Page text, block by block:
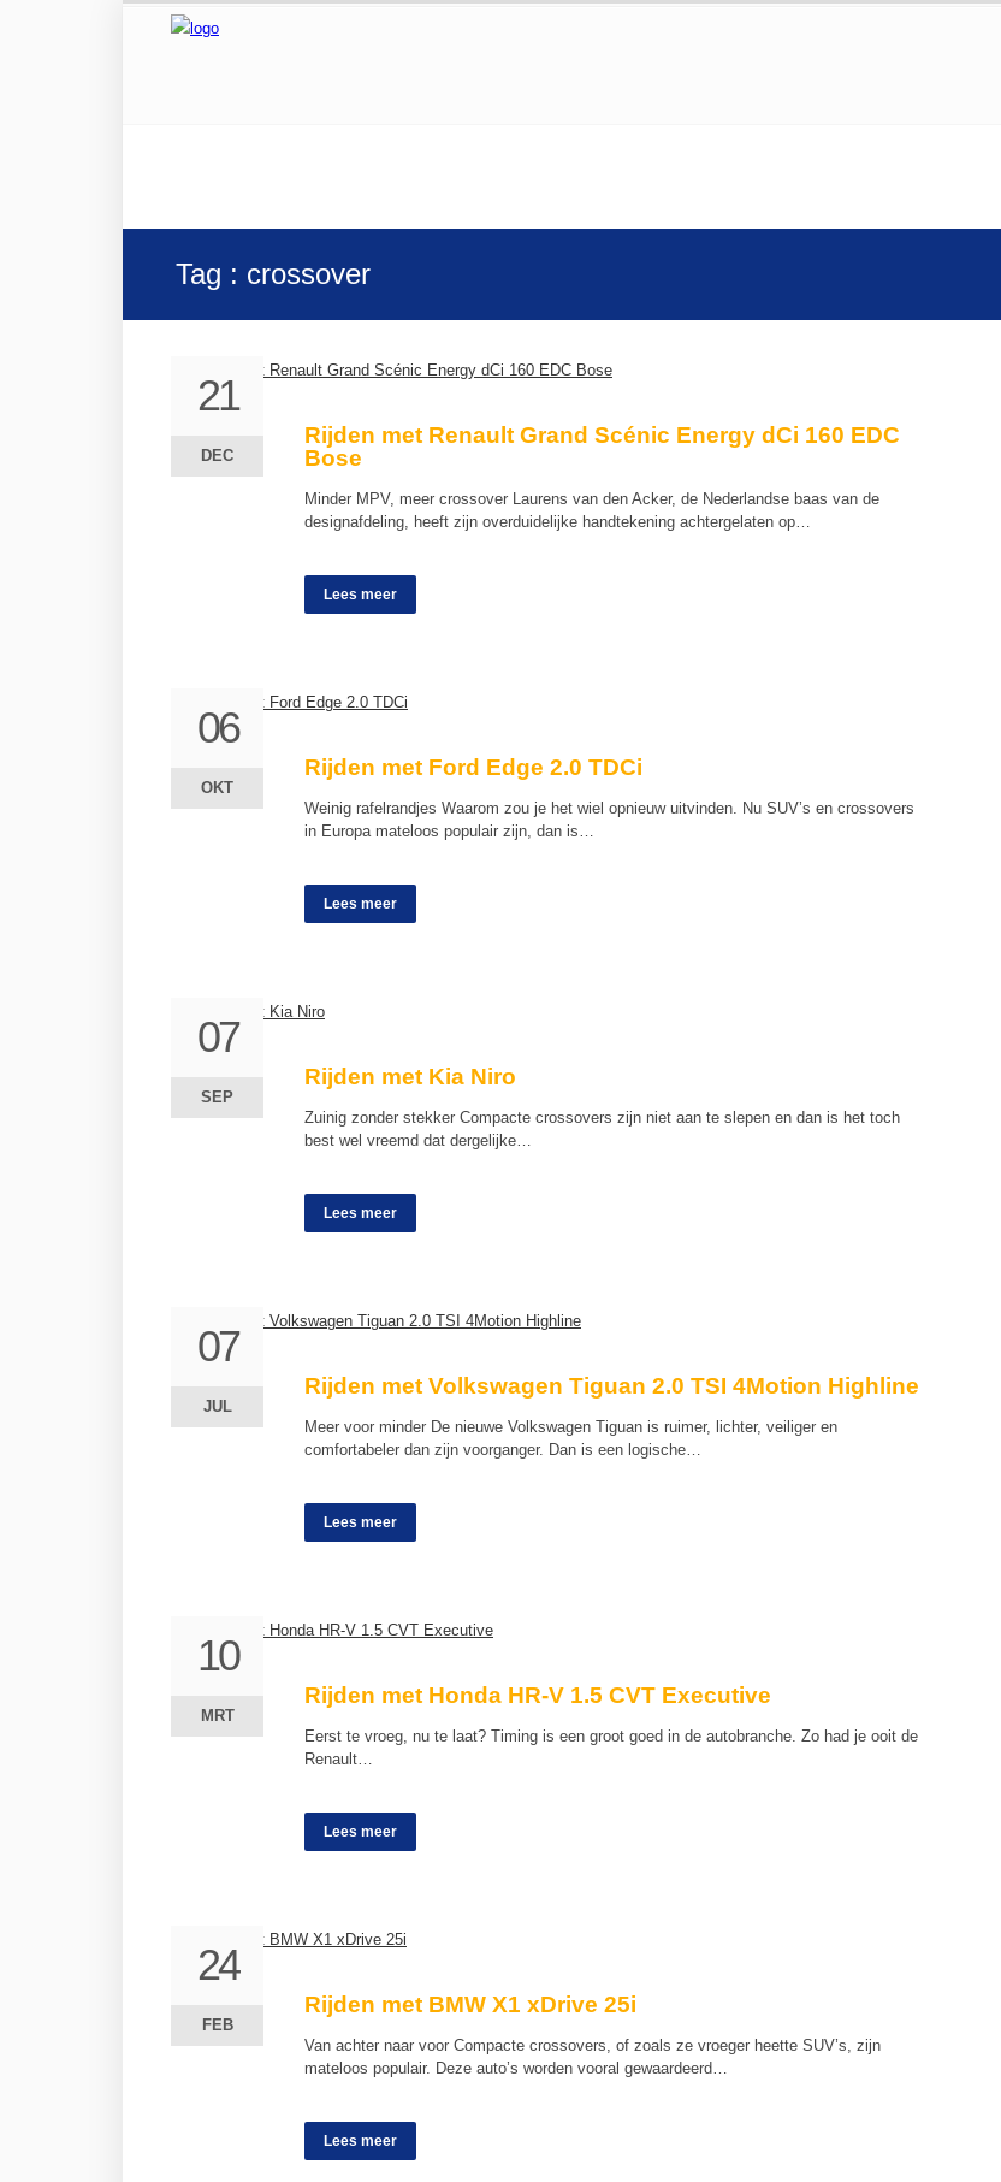
Tag : crossover
Rijden met Renault Grand Scénic Energy dCi 160 EDC
Bose
Minder MPV, meer crossover Laurens van den Acker, de Nederlandse baas van de
designafdeling, heeft zijn overduidelijke handtekening achtergelaten op…
Lees meer
21
DEC
21
DEC
Rijden met Ford Edge 2.0 TDCi
Weinig rafelrandjes Waarom zou je het wiel opnieuw uitvinden. Nu SUV’s en crossovers
in Europa mateloos populair zijn, dan is…
Lees meer
06
OKT
06
OKT
Rijden met Kia Niro
Zuinig zonder stekker Compacte crossovers zijn niet aan te slepen en dan is het toch
best wel vreemd dat dergelijke…
Lees meer
07
SEP
07
SEP
Rijden met Volkswagen Tiguan 2.0 TSI 4Motion Highline
Meer voor minder De nieuwe Volkswagen Tiguan is ruimer, lichter, veiliger en
comfortabeler dan zijn voorganger. Dan is een logische…
Lees meer
07
JUL
07
JUL
Rijden met Honda HR-V 1.5 CVT Executive
Eerst te vroeg, nu te laat? Timing is een groot goed in de autobranche. Zo had je ooit de
Renault…
Lees meer
10
MRT
10
MRT
Rijden met BMW X1 xDrive 25i
Van achter naar voor Compacte crossovers, of zoals ze vroeger heette SUV’s, zijn
mateloos populair. Deze auto’s worden vooral gewaardeerd…
Lees meer
24
FEB
24
FEB